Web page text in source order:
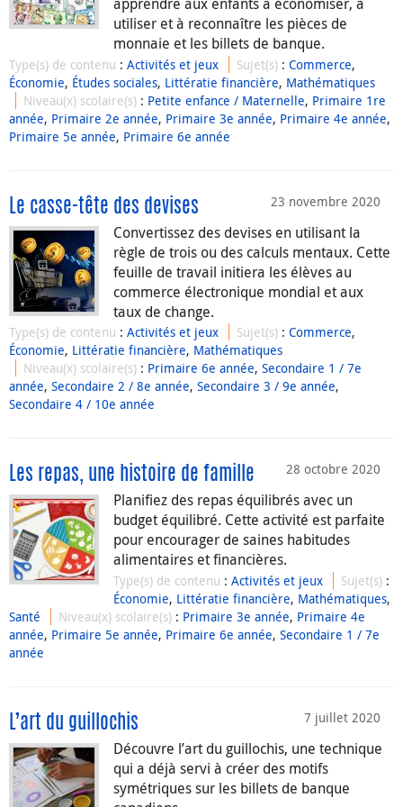
utiliser et à reconnaître les pièces de
monnaie et les billets de banque.
Type(s) de contenu : Activités et jeux Sujet(s) :Commerce,
Économie, Études sociales, Littératie financière, Mathématiques
Niveau(x) scolaire(s) : Petite enfance / Maternelle, Primaire 1re
année, Primaire 2e année, Primaire 3e année, Primaire 4e année,
Primaire 5e année, Primaire 6e année
23 novembre 2020
Le casse-tête des devises
Convertissez des devises en utilisant la
règle de trois ou des calculs mentaux. Cette
feuille de travail initiera les élèves au
commerce électronique mondial et aux
taux de change.
Type(s) de contenu : Activités et jeux Sujet(s) :Commerce,
Économie, Littératie financière, Mathématiques
Niveau(x) scolaire(s) : Primaire 6e année,Secondaire 1 / 7e
année, Secondaire 2 / 8e année, Secondaire 3 / 9e année,
Secondaire 4 / 10e année
28 octobre 2020
Les repas, une histoire de famille
Planifiez des repas équilibrés avec un
budget équilibré. Cette activité est parfaite
pour encourager de saines habitudes
alimentaires et financières.
Type(s) de contenu : Activités et jeux Sujet(s) :
Économie, Littératie financière, Mathématiques,
Santé
Niveau(x) scolaire(s) : Primaire 3e année, Primaire 4e
année, Primaire 5e année, Primaire 6e année, Secondaire 1 / 7e
année
7 juillet 2020
L’art du guillochis
Découvre l’art du guillochis, une technique
qui a déjà servi à créer des motifs
symétriques sur les billets de banque